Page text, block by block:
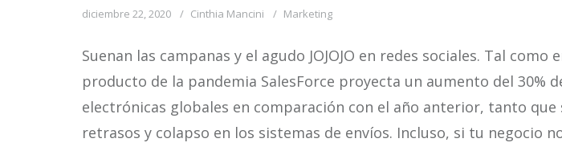
diciembre 22, 2020 Cinthia Mancini Marketing
Suenan las campanas y el agudo JOJOJO en redes sociales. Tal como
producto de la pandemia SalesForce proyecta un aumento del 30%
electrónicas globales en comparación con el año anterior, tanto que
retrasos y colapso en los sistemas de envíos. Incluso, si tu negocio